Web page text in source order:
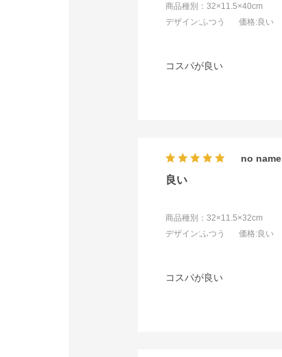
商品種別：32×11.5×40cm
デザイン:ふつう 価格:良い
コスパが良い
良い
商品種別：32×11.5×32cm
デザイン:ふつう 価格:良い
no name
コスパが良い